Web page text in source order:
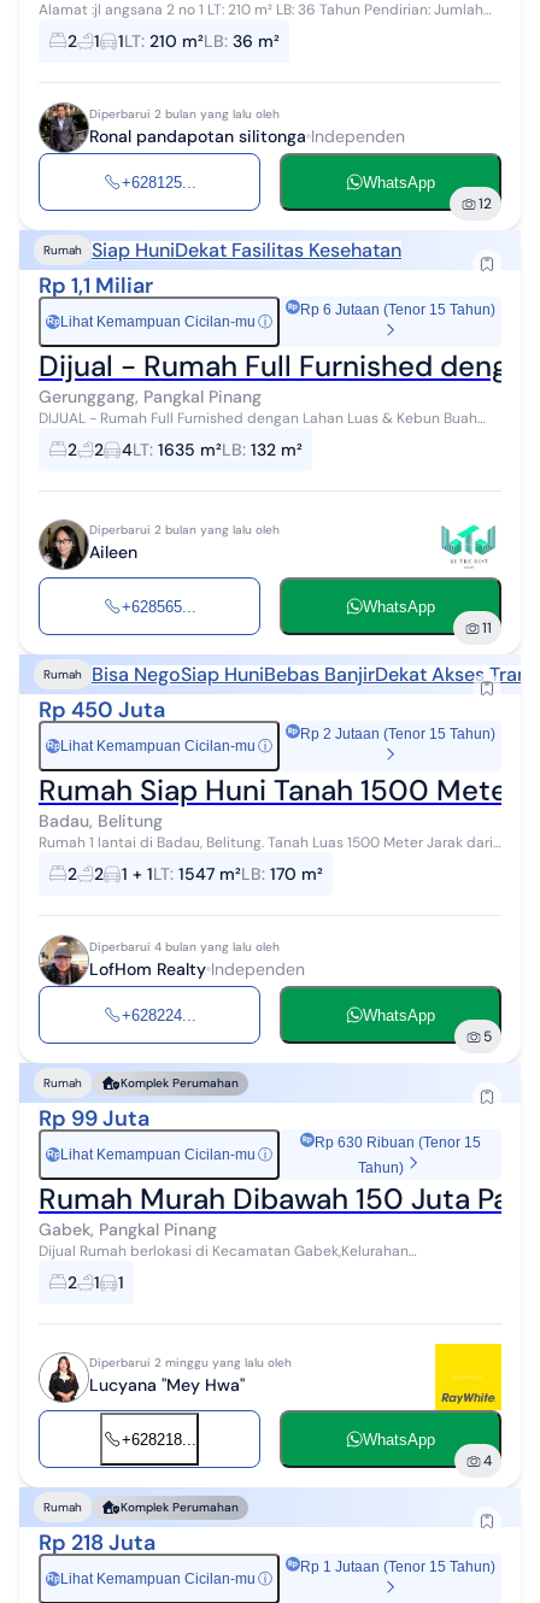
Alamat :jl angsana 2 no 1 LT: 210 m² LB: 36 Tahun Pendirian: Jumlah
Lantai: 1 K.Tidur: 3 K.Mandi: 1 Listrik: 1300 Garasi: Legalitas: SHM
Fasilit...
2 1 1LT: 210 m²LB: 36 m²
Diperbarui 2 bulan yang lalu oleh
Ronal pandapotan silitonga Independen
+628125... WhatsApp
12
Rumah Siap HuniDekat Fasilitas Kesehatan
Rp 1,1 Miliar
Rp Lihat Kemampuan Cicilan-mu ⓘ
Rp 6 Jutaan (Tenor 15 Tahun)
Dijual - Rumah Full Furnished
Gerunggang, Pangkal Pinang
DIJUAL - Rumah Full Furnished dengan Lahan Luas & Kebun Buah
Produktif di Pangkalpinang ✨ Lokasi: Kel. Tuatunu Indah, Kec.
Gerunggang, Kota Pan...
2 2 4LT: 1635 m²LB: 132 m²
Diperbarui 2 bulan yang lalu oleh
Aileen
+628565... WhatsApp
11
Rumah Bisa NegoSiap HuniBebas BanjirDekat Akses
Rp 450 Juta
Rp Lihat Kemampuan Cicilan-mu ⓘ
Rp 2 Jutaan (Tenor 15 Tahun)
Rumah Siap Huni Tanah 1500 Meter
Badau, Belitung
Rumah 1 lantai di Badau, Belitung. Tanah Luas 1500 Meter Jarak dari
bandara 17 menit (12 km), jarak ke wisata air terjun gurok beraye 3
menit (1,7...
2 2 1 + 1LT: 1547 m²LB: 170 m²
Diperbarui 4 bulan yang lalu oleh
LofHom Realty Independen
+628224... WhatsApp
5
Rumah Komplek Perumahan
Rp 99 Juta
Rp Lihat Kemampuan Cicilan-mu ⓘ
Rp 630 Ribuan (Tenor 15
Tahun)
Rumah Murah Dibawah 150 Juta
Gabek, Pangkal Pinang
Dijual Rumah berlokasi di Kecamatan Gabek,Kelurahan
Selindung.Kota Pangkal Pinang.Terletak di dalam area Perumahan.
Dekat Pusat kota dan fasilitas...
2 1 1
Diperbarui 2 minggu yang lalu oleh
Lucyana "Mey Hwa"
+628218... WhatsApp
4
Rumah Komplek Perumahan
Rp 218 Juta
Rp Lihat Kemampuan Cicilan-mu ⓘ
Rp 1 Jutaan (Tenor 15 Tahun)